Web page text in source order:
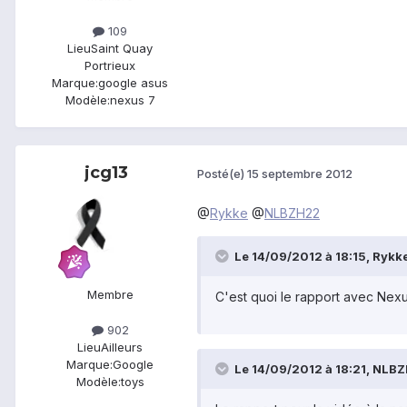
109
LieuSaint Quay
Portrieux
Marque:google asus
Modèle:nexus 7
jcg13
Membre
902
LieuAilleurs
Marque:Google
Modèle:toys
Posté(e) 15 septembre 2012
@Rykke @NLBZH22
Le 14/09/2012 à 18:15,
C'est quoi le rapport avec
Le 14/09/2012 à 18:21,